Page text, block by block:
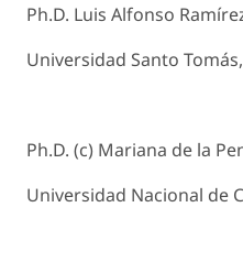
Ph.D. Luis Alfonso
Universidad Santo
Ph.D. (c) Mariana de la
Universidad Nacional de